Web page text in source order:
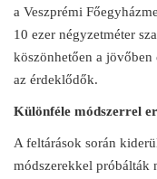
a Veszprémi
10 ezer négyzetméter
köszönhetően a
az érdeklődők.
Különféle módszerrel
A feltárások során
módszerekkel próbálták